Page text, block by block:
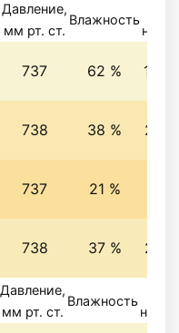
Давление,
мм рт. ст.
Влажность
737 62 % 1.9
738 38 % 2 м/
737 21 %
738 37 % 2 м/
Давление,
мм рт. ст.
Влажность